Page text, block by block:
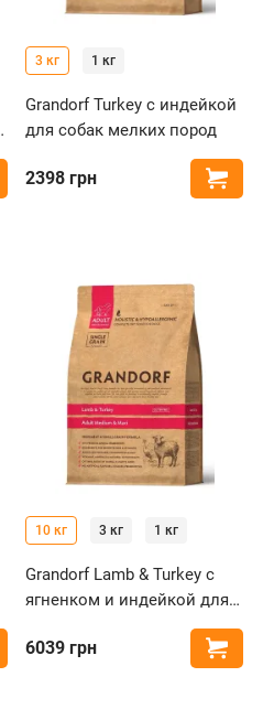
Купить
3 кг 1 кг
Grandorf Turkey с индейкой
для собак мелких пород
2398 грн
Купить
10 кг 3 кг 1 кг
Grandorf Lamb & Turkey с
ягненком и индейкой для
собак средних и крупных
пород
6039 грн